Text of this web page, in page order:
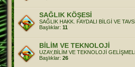
SAĞLIK KÖŞESİ
SAĞLIK HAKK. FAYDALI BİLGİ VE
Başlıklar: 11
BİLİM VE TEKNOLOJİ
UZAY,BİLİM VE TEKNOLOJİ
Başlıklar: 26